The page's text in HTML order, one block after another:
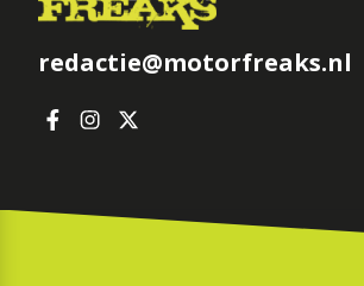
redactie@motorfreaks.nl